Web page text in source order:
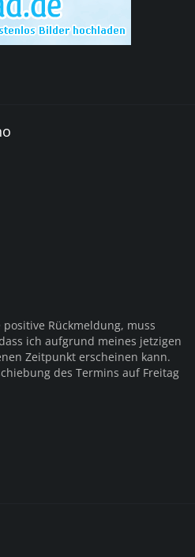
Rückmeldung, muss
ich aufgrund meines jetzigen
Zeitpunkt erscheinen kann.
des Termins auf Freitag